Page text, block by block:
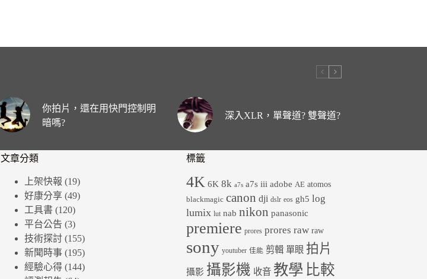
你拍片，還在用快門控制明
暗嗎?
深入XLR，單聲道? 雙聲道?
文章分類
上架快報 (19)
好康分享 (49)
工具書 (120)
平台公告 (3)
技術探討 (155)
新聞時事 (195)
經驗心得 (144)
標籤
4K 6K 8k a7s a7s iii adobe AE atomos
blackmagic canon dji dslr eos gh5 log
lumix lut nab nikon panasonic
premiere prores prores raw raw
sony youtuber 佳能 剪輯 單眼 拍片
攝影 攝影機 收音 教學 比較